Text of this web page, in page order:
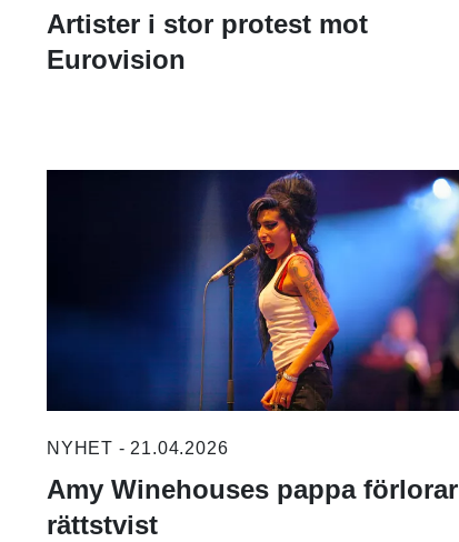
Artister i stor protest mot
Eurovision
NYHET - 21.04.2026
Amy Winehouses pappa förlorar
rättstvist